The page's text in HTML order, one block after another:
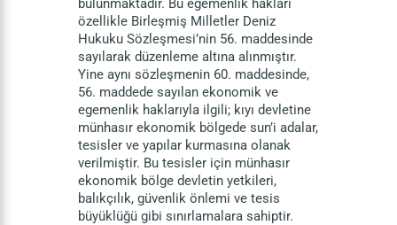
bulunmaktadır. Bu egemenlik hakları
özellikle Birleşmiş Milletler Deniz
Hukuku Sözleşmesi’nin 56. maddesinde
sayılarak düzenleme altına alınmıştır.
Yine aynı sözleşmenin 60. maddesinde,
56. maddede sayılan ekonomik ve
egemenlik haklarıyla ilgili; kıyı devletine
münhasır ekonomik bölgede sun’i adalar,
tesisler ve yapılar kurmasına olanak
verilmiştir. Bu tesisler için münhasır
ekonomik bölge devletin yetkileri,
balıkçılık, güvenlik önlemi ve tesis
büyüklüğü gibi sınırlamalara sahiptir.